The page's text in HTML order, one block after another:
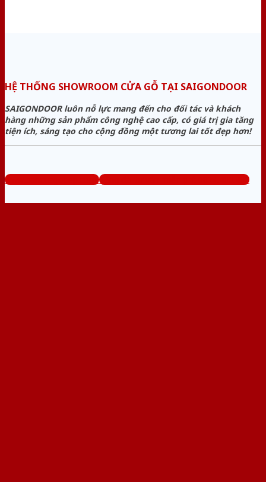
HỆ THỐNG SHOWROOM CỬA GỖ TẠI SAIGONDOOR
SAIGONDOOR luôn nỗ lực mang đến cho đối tác và khách
hàng những sản phẩm công nghệ cao cấp, có giá trị gia tăng
tiện ích, sáng tạo cho cộng đồng một tương lai tốt đẹp hơn!
www.bancuagodep.com Tổng đài tư vấn miễn phí: 0824.400.400